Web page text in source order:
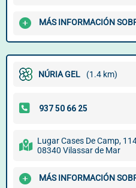
MÁS INFORMACIÓN
NÚRIA GEL (1.4 km)
Lugar Cases De Camp,
08340 Vilassar de Mar
MÁS INFORMACIÓN